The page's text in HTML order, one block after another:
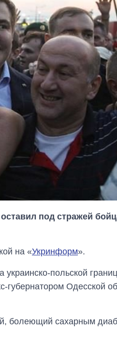
под стражей
на «Укринформ».
польской
губернатором Одесской
болеющий сахарным